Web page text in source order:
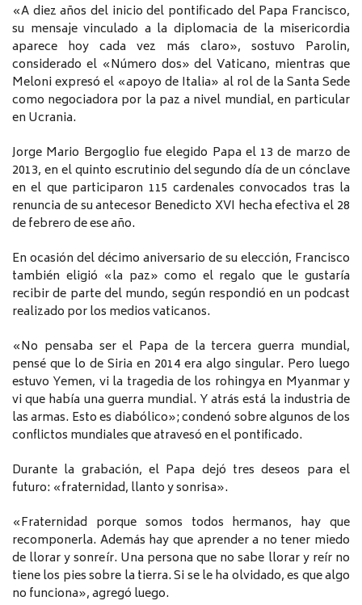
«A diez años del inicio del pontificado del Papa Francisco,
su mensaje vinculado a la diplomacia de la misericordia
aparece hoy cada vez más claro», sostuvo Parolin,
considerado el «Número dos» del Vaticano, mientras que
Meloni expresó el «apoyo de Italia» al rol de la Santa Sede
como negociadora por la paz a nivel mundial, en particular
en Ucrania.
Jorge Mario Bergoglio fue elegido Papa el 13 de marzo de
2013, en el quinto escrutinio del segundo día de un cónclave
en el que participaron 115 cardenales convocados tras la
renuncia de su antecesor Benedicto XVI hecha efectiva el 28
de febrero de ese año.
En ocasión del décimo aniversario de su elección, Francisco
también eligió «la paz» como el regalo que le gustaría
recibir de parte del mundo, según respondió en un podcast
realizado por los medios vaticanos.
«No pensaba ser el Papa de la tercera guerra mundial,
pensé que lo de Siria en 2014 era algo singular. Pero luego
estuvo Yemen, vi la tragedia de los rohingya en Myanmar y
vi que había una guerra mundial. Y atrás está la industria de
las armas. Esto es diabólico»; condenó sobre algunos de los
conflictos mundiales que atravesó en el pontificado.
Durante la grabación, el Papa dejó tres deseos para el
futuro: «fraternidad, llanto y sonrisa».
«Fraternidad porque somos todos hermanos, hay que
recomponerla. Además hay que aprender a no tener miedo
de llorar y sonreír. Una persona que no sabe llorar y reír no
tiene los pies sobre la tierra. Si se le ha olvidado, es que algo
no funciona», agregó luego.